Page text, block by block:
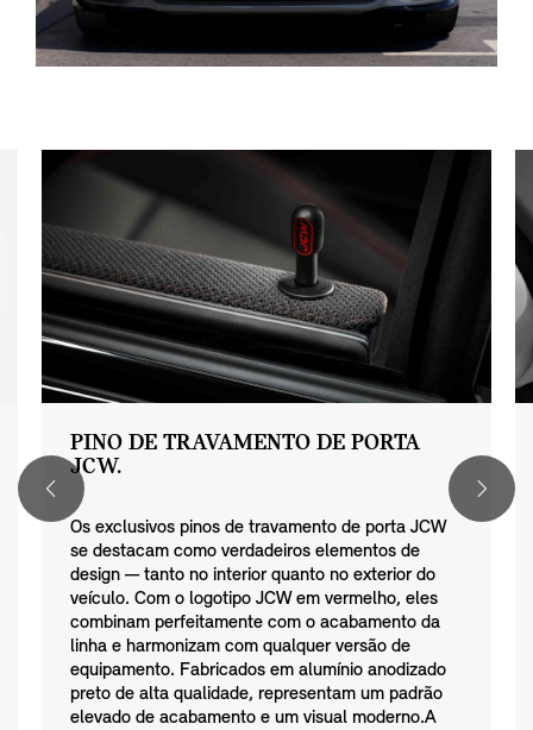
PINO DE TRAVAMENTO DE PORTA
JCW.
Os exclusivos pinos de travamento de porta JCW
se destacam como verdadeiros elementos de
design — tanto no interior quanto no exterior do
veículo. Com o logotipo JCW em vermelho, eles
combinam perfeitamente com o acabamento da
linha e harmonizam com qualquer versão de
equipamento. Fabricados em alumínio anodizado
preto de alta qualidade, representam um padrão
elevado de acabamento e um visual moderno.A